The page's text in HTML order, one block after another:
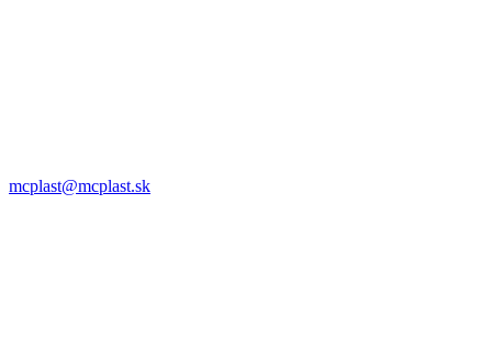
mcplast@mcplast.sk